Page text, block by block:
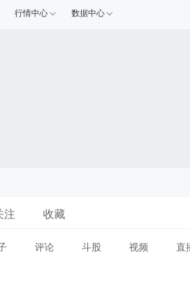
行情中心 数据中心
注 收藏
评论 斗股 视频 直